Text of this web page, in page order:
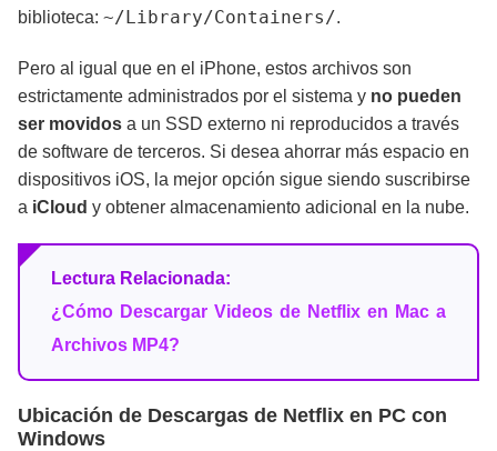
biblioteca: ~/Library/Containers/.
Pero al igual que en el iPhone, estos archivos son
estrictamente administrados por el sistema y no pueden
ser movidos a un SSD externo ni reproducidos a través
de software de terceros. Si desea ahorrar más espacio en
dispositivos iOS, la mejor opción sigue siendo suscribirse
a iCloud y obtener almacenamiento adicional en la nube.
Lectura Relacionada:
¿Cómo Descargar Videos de Netflix en Mac a
Archivos MP4?
Ubicación de Descargas de Netflix en PC con
Windows